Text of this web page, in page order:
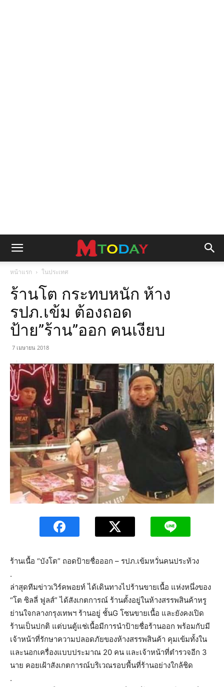
หน้าแรก ในประเทศ
ร้านโต กระทบหนัก ห้าง
รปภ.เข้ม ต้องถอด
ป้าย”ร้าน”ออก คนเงียบ
7 เมษายน 2018
ร้านเนื้อ “บังโต” ถอดป้ายชื่อออก – รปภ.เข้มหวั่นคนประท้วง
.
ล่าสุดทีมข่าวเวิร์คพอยท์ ได้เดินทางไปร้านขายเนื้อ แห่งหนึ่งของ
“โต ซิลลี่ ฟูลส์” ได้สังเกตการณ์ ร้านตั้งอยู่ในห้างสรรพสินค้าหรู
ย่านใจกลางกรุงเทพฯ ร้านอยู่ ชั้นG โซนขายเนื้อ และยังคงเปิด
ร้านเป็นปกติ แต่บนตู้แช่เนื้อมีการนำป้ายชื่อร้านออก พร้อมกับมี
เจ้าหน้าที่รักษาความปลอดภัยของห้างสรรพสินค้า คุมเข้มทั้งใน
และนอกเครื่องแบบประมาณ 20 คน และเจ้าหน้าที่ตำรวจอีก 3
นาย คอยเฝ้าสังเกตการณ์บริเวณรอบพื้นที่ร้านอย่างใกล้ชิด
.